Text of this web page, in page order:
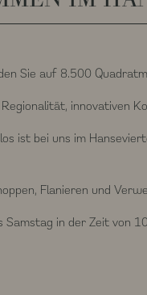
Sie auf 8.500
innovativen
ist bei uns im
Flanieren und
in der Zeit von